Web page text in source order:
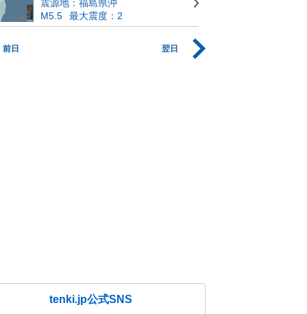
震源地：福島県沖
M5.5
最大震度：2
前日 翌日
tenki.jp公式SNS